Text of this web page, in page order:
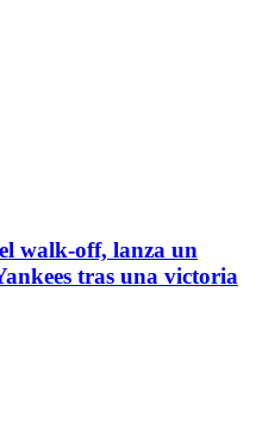
walk-off, lanza un
tras una victoria